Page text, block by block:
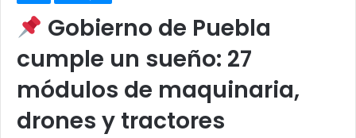
Gobierno de Puebla
cumple un sueño: 27
módulos de maquinaria,
drones y tractores